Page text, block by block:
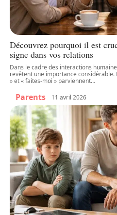
Découvrez pourquoi il est
signe dans vos relations
Dans le cadre des interactions
revêtent une importance considérable.
» et « faites-moi » parviennent…
Parents 11 avril 2026